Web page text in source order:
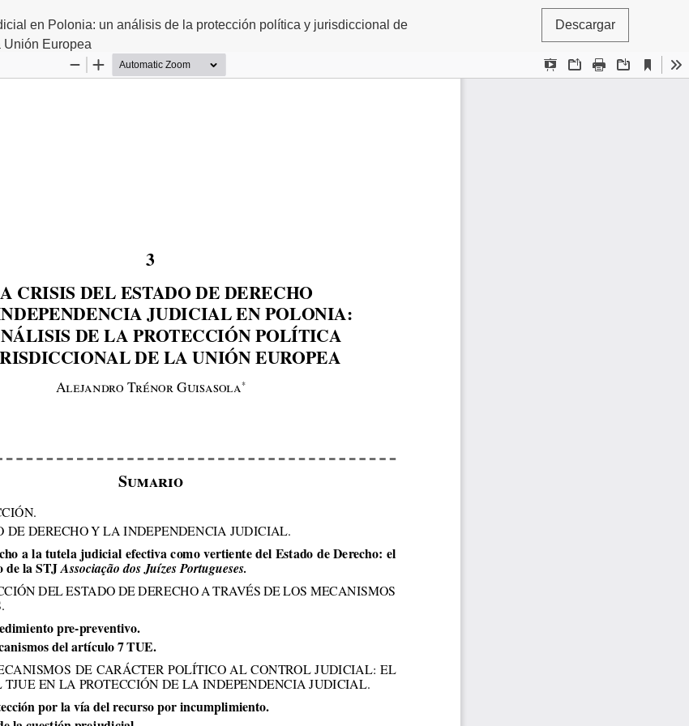
en Polonia: un análisis de la protección política y jurisdiccional de
Unión Europea
Descargar